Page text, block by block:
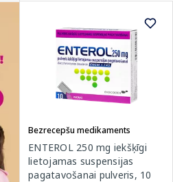
Bezrecepšu medikaments
ENTEROL 250 mg iekšķīgi
lietojamas suspensijas
pagatavošanai pulveris, 10